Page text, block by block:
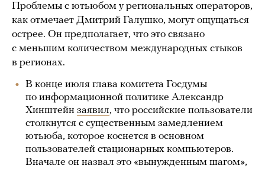
Проблемы с ютьюбом у региональных операторов,
как отмечает Дмитрий Галушко, могут ощущаться
острее. Он предполагает, что это связано
с меньшим количеством международных стыков
в регионах.
В конце июля глава комитета Госдумы
по информационной политике Александр
Хинштейн заявил, что российские пользователи
столкнутся с существенным замедлением
ютьюба, которое коснется в основном
пользователей стационарных компьютеров.
Вначале он назвал это «вынужденным шагом»,